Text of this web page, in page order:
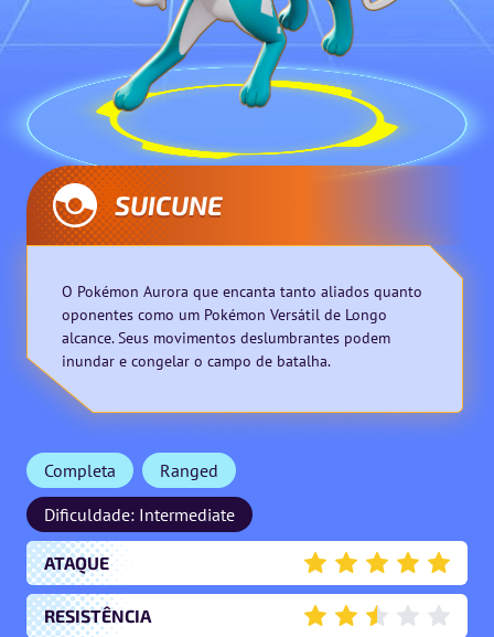
SUICUNE
O Pokémon Aurora que encanta tanto aliados quanto
oponentes como um Pokémon Versátil de Longo
alcance. Seus movimentos deslumbrantes podem
inundar e congelar o campo de batalha.
Completa
Ranged
Dificuldade: Intermediate
ATAQUE
5
RESISTÊNCIA
2.5